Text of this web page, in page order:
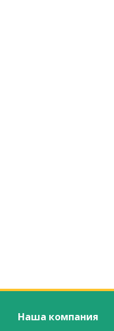
Наша компания